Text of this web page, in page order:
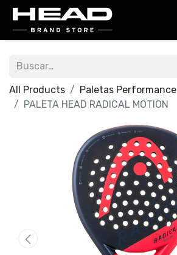
All Products
Paletas Performance
PALETA HEAD RADICAL MOTION